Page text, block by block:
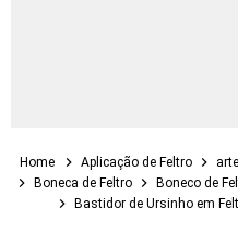
Home Aplicação de Feltro
Boneca de Feltro
Boneco de
Bastidor de Ursinho em